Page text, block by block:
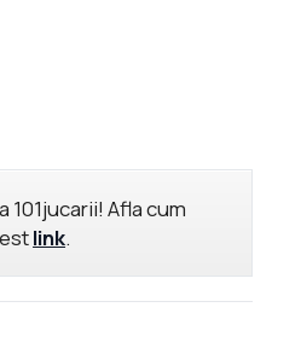
101jucarii! Afla cum
link.